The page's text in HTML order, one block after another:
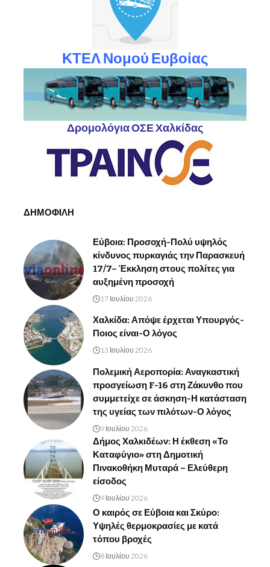
ΚΤΕΛ Νομού Ευβοίας
Δρομολόγια ΟΣΕ Χαλκίδας
ΔΗΜΟΦΙΛΗ
Εύβοια: Προσοχή-Πολύ υψηλός
κίνδυνος πυρκαγιάς την Παρασκευή
17/7– Έκκληση στους πολίτες για
αυξημένη προσοχή
17 Ιουλίου 2026
Χαλκίδα: Απόψε έρχεται Υπουργός-
Ποιος είναι-Ο λόγος
13 Ιουλίου 2026
Πολεμική Αεροπορία: Αναγκαστική
προσγείωση F-16 στη Ζάκυνθο που
συμμετείχε σε άσκηση-Η κατάσταση
της υγείας των πιλότων-Ο λόγος
9 Ιουλίου 2026
Δήμος Χαλκιδέων: Η έκθεση «Το
Καταφύγιο» στη Δημοτική
Πινακοθήκη Μυταρά – Ελεύθερη
είσοδος
9 Ιουλίου 2026
Ο καιρός σε Εύβοια και Σκύρο:
Υψηλές θερμοκρασίες με κατά
τόπου βροχές
8 Ιουλίου 2026